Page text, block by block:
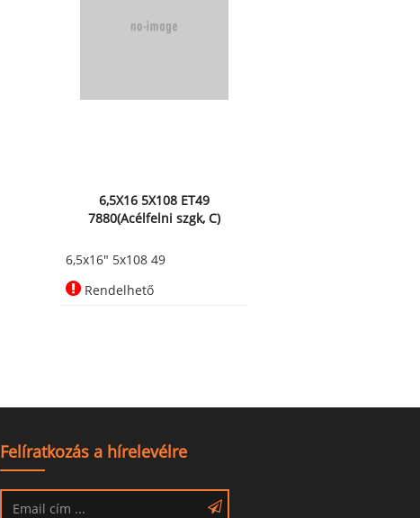
6,5X16 5X108 ET49
7880(Acélfelni szgk, C)
6,5x16" 5x108 49
Rendelhető
Felíratkozás a hírelevélre